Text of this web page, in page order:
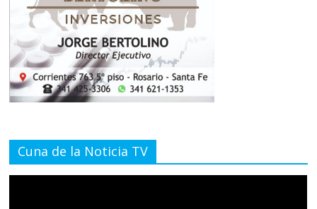
Cuna de la Noticia TV